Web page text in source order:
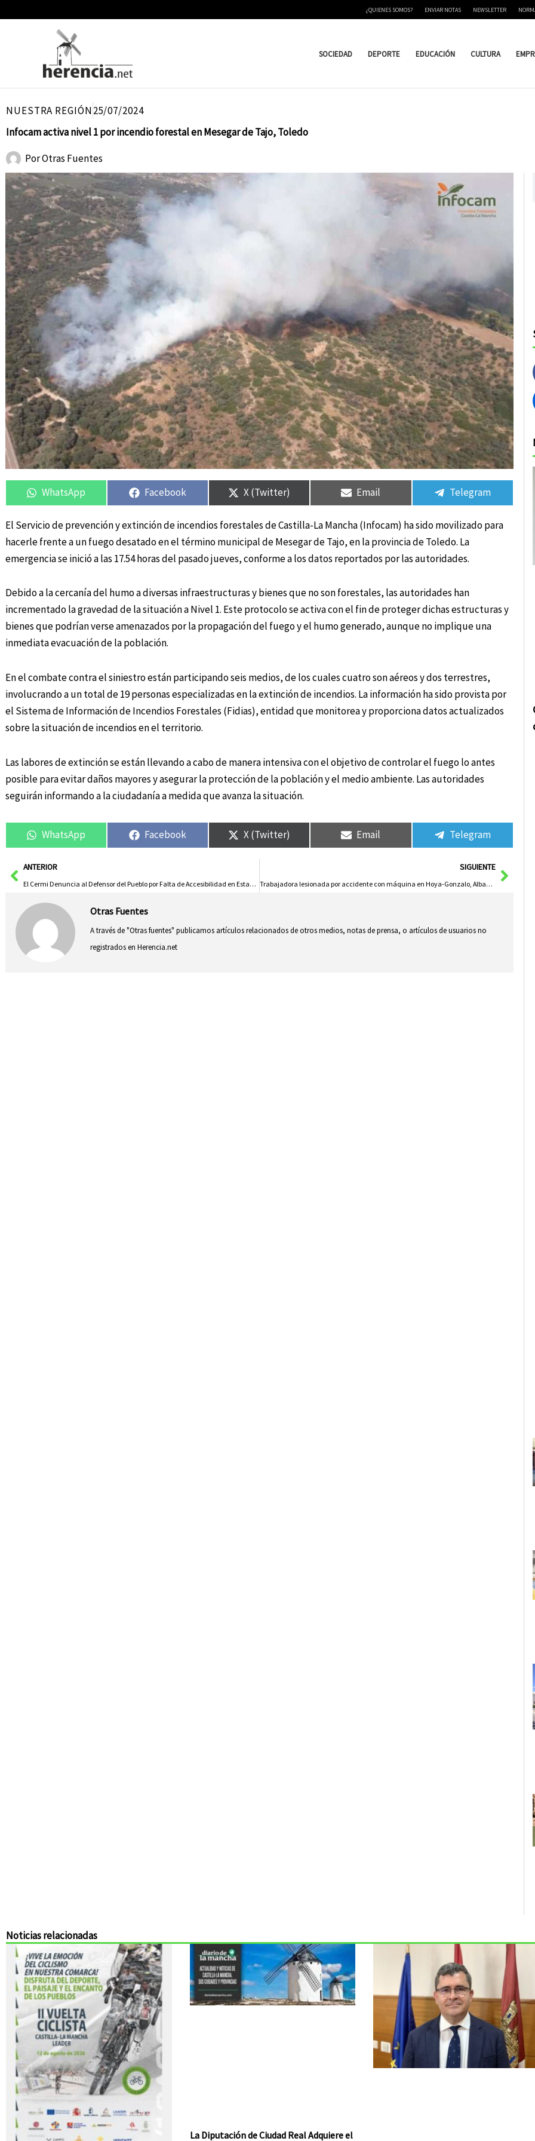
¿QUIENES SOMOS? ENVIAR NOTAS NEWSLETTER
SOCIEDAD DEPORTE EDUCACIÓN CULTURA
NUESTRA REGIÓN25/07/2024
Infocam activa nivel 1 por incendio forestal en Mesegar de Tajo, Toledo
PorOtras Fuentes
Compartir
en
WhatsApp
Compartir
en
Facebook
Compartir
en
X (Twitter)
Compartir
en
Email
Compartir
en
Telegram
El Servicio de prevención y extinción de incendios forestales de Castilla-La Mancha (Infocam) ha sido movilizado para
hacerle frente a un fuego desatado en el término municipal de Mesegar de Tajo, en la provincia de Toledo. La
emergencia se inició a las 17.54 horas del pasado jueves, conforme a los datos reportados por las autoridades.
Debido a la cercanía del humo a diversas infraestructuras y bienes que no son forestales, las autoridades han
incrementado la gravedad de la situación a Nivel 1. Este protocolo se activa con el fin de proteger dichas estructuras y
bienes que podrían verse amenazados por la propagación del fuego y el humo generado, aunque no implique una
inmediata evacuación de la población.
En el combate contra el siniestro están participando seis medios, de los cuales cuatro son aéreos y dos terrestres,
involucrando a un total de 19 personas especializadas en la extinción de incendios. La información ha sido provista por
el Sistema de Información de Incendios Forestales (Fidias), entidad que monitorea y proporciona datos actualizados
sobre la situación de incendios en el territorio.
Las labores de extinción se están llevando a cabo de manera intensiva con el objetivo de controlar el fuego lo antes
posible para evitar daños mayores y asegurar la protección de la población y el medio ambiente. Las autoridades
seguirán informando a la ciudadanía a medida que avanza la situación.
Compartir
en
WhatsApp
Compartir
en
Facebook
Compartir
en
X (Twitter)
Compartir
en
Email
Compartir
en
Telegram
AntANTERIOR
El Cermi Denuncia al Defensor del Pueblo por Falta de Accesibilidad en Estación de Cercanías de Guadalajara
SIGUIENTE
Trabajadora lesionada por accidente con máquina en Hoya-Gonzalo, Albacete
Otras Fuentes
A través de "Otras fuentes" publicamos artículos relacionados de otros medios, notas de prensa, o artículos de usuarios no
registrados en Herencia.net
Noticias relacionadas
La Diputación de Ciudad Real Adquiere el